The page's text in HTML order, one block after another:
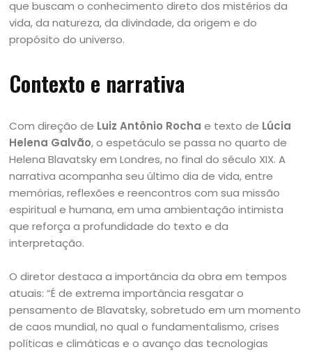
que buscam o conhecimento direto dos mistérios da
vida, da natureza, da divindade, da origem e do
propósito do universo.
Contexto e narrativa
Com direção de Luiz Antônio Rocha e texto de Lúcia
Helena Galvão, o espetáculo se passa no quarto de
Helena Blavatsky em Londres, no final do século XIX. A
narrativa acompanha seu último dia de vida, entre
memórias, reflexões e reencontros com sua missão
espiritual e humana, em uma ambientação intimista
que reforça a profundidade do texto e da
interpretação.
O diretor destaca a importância da obra em tempos
atuais: “É de extrema importância resgatar o
pensamento de Blavatsky, sobretudo em um momento
de caos mundial, no qual o fundamentalismo, crises
políticas e climáticas e o avanço das tecnologias